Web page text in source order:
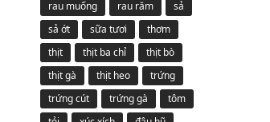
rau muống
rau răm
sả
sả ớt
sữa tươi
thơm
thịt
thịt ba chỉ
thịt bò
thịt gà
thịt heo
trứng
trứng cút
trứng gà
tôm